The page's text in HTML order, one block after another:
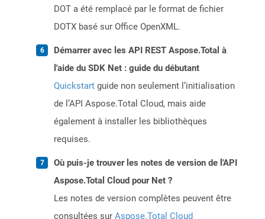
DOT a été remplacé par le format de fichier
DOTX basé sur Office OpenXML.
Démarrer avec les API REST Aspose.Total à
l'aide du SDK Net : guide du débutant
Quickstart guide non seulement l’initialisation
de l’API Aspose.Total Cloud, mais aide
également à installer les bibliothèques
requises.
Où puis-je trouver les notes de version de l'API
Aspose.Total Cloud pour Net ?
Les notes de version complètes peuvent être
consultées sur Aspose.Total Cloud